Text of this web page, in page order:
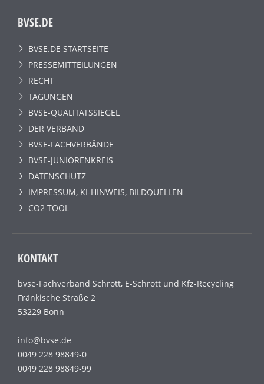
BVSE.DE
BVSE.DE STARTSEITE
PRESSEMITTEILUNGEN
RECHT
TAGUNGEN
BVSE-QUALITÄTSSIEGEL
DER VERBAND
BVSE-FACHVERBÄNDE
BVSE-JUNIORENKREIS
DATENSCHUTZ
IMPRESSUM, KI-HINWEIS, BILDQUELLEN
CO2-TOOL
KONTAKT
bvse-Fachverband Schrott, E-Schrott und Kfz-Recycling
Fränkische Straße 2
53229 Bonn
info@bvse.de
0049 228 98849-0
0049 228 98849-99